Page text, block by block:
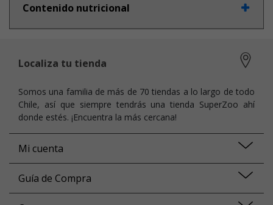
Contenido nutricional
Localiza tu tienda
Somos una familia de más de 70 tiendas a lo largo de todo
Chile, así que siempre tendrás una tienda SuperZoo ahí
donde estés. ¡Encuentra la más cercana!
Mi cuenta
Guía de Compra